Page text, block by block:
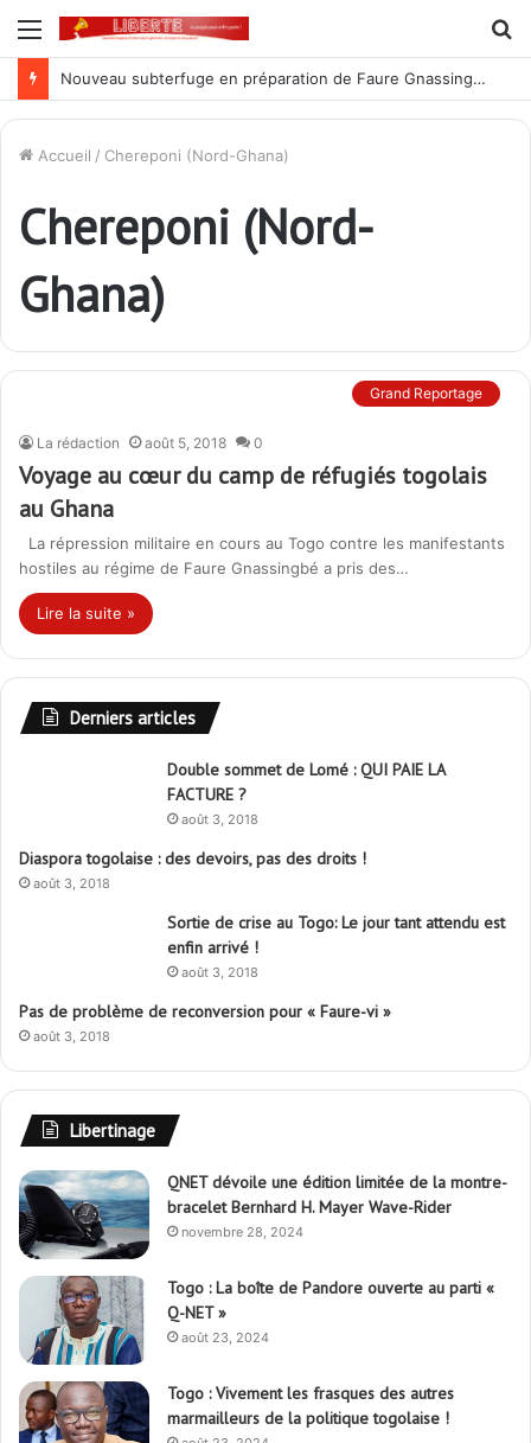
Menu
Nouveau subterfuge en préparation de Faure Gnassingbé pour ne jamais partir ; les Togolais disent non et sont vent debout
Accueil / Chereponi (Nord-Ghana)
Chereponi (Nord-
Ghana)
Grand Reportage
La rédaction août 5, 2018 0
Voyage au cœur du camp de réfugiés togolais
au Ghana
La répression militaire en cours au Togo contre les manifestants
hostiles au régime de Faure Gnassingbé a pris des…
Lire la suite »
Derniers articles
Double sommet de Lomé : QUI PAIE LA
FACTURE ?
août 3, 2018
Diaspora togolaise : des devoirs, pas des droits !
août 3, 2018
Sortie de crise au Togo: Le jour tant attendu est
enfin arrivé !
août 3, 2018
Pas de problème de reconversion pour « Faure-vi »
août 3, 2018
Libertinage
QNET dévoile une édition limitée de la montre-
bracelet Bernhard H. Mayer Wave-Rider
novembre 28, 2024
Togo : La boîte de Pandore ouverte au parti «
Q-NET »
août 23, 2024
Togo : Vivement les frasques des autres
marmailleurs de la politique togolaise !